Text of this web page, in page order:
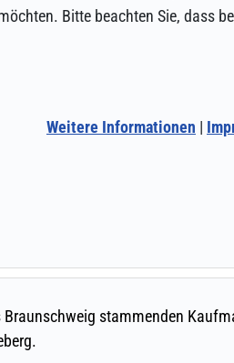
Bitte beachten Sie, dass
Weitere Informationen |